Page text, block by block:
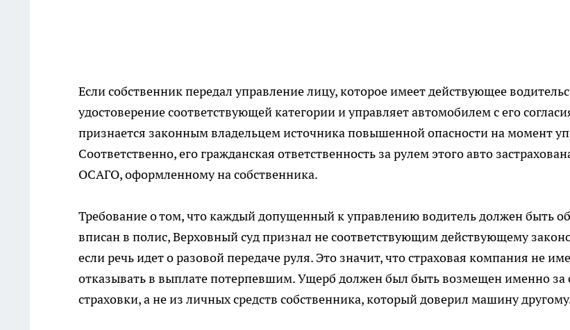
Если собственник передал управление лицу, которое имеет действующее
удостоверение соответствующей категории и управляет автомобилем с его
признается законным владельцем источника повышенной опасности на момент
Соответственно, его гражданская ответственность за рулем этого авто
ОСАГО, оформленному на собственника.
Требование о том, что каждый допущенный к управлению водитель должен быть
вписан в полис, Верховный суд признал не соответствующим действующему
если речь идет о разовой передаче руля. Это значит, что страховая компания не
отказывать в выплате потерпевшим. Ущерб должен был быть возмещен именно за
страховки, а не из личных средств собственника, который доверил машину